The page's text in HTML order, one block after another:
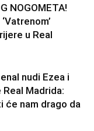
NOGOMETA!
u Real
nudi Ezea i
Madrida:
će nam drago da